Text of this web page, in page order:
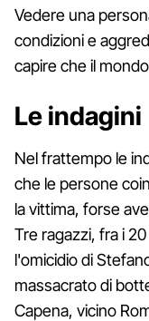
Vedere una
condizioni e
capire che il
Le indagini
Nel frattempo le
che le persone
la vittima, forse
Tre ragazzi, fra i
l'omicidio di
massacrato di
Capena, vicino